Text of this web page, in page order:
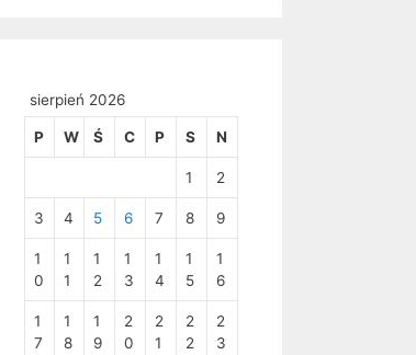
sierpień 2026
P W Ś C P S N
1 2
3 4 5 6 7 8 9
1
0
1
1
1
2
1
3
1
4
1
5
1
6
1
7
1
8
1
9
2
0
2
1
2
2
2
3